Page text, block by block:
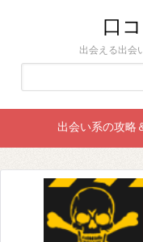
口
出会える出会
出会い系の攻略